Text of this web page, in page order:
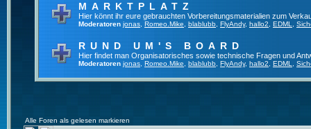
MARKTPLATZ
Hier könnt ihr eure gebrauchten Vorbereitungsmaterialien zum
Moderatoren jonas Romeo.Mike blablubb FlyAndy, hallo2 EDML
RUND UM'S BOARD
Hier findet man Organisatorisches sowie technische Fragen und
Moderatoren jonas Romeo.Mike blablubb FlyAndy, hallo2 EDML
Alle Foren als gelesen markieren